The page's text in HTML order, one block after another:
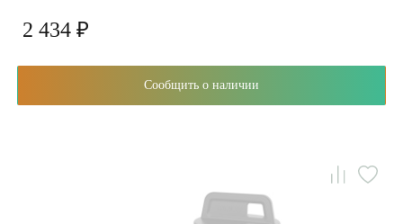
2 434 ₽
Сообщить о наличии